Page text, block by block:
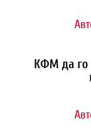
КФМ да го